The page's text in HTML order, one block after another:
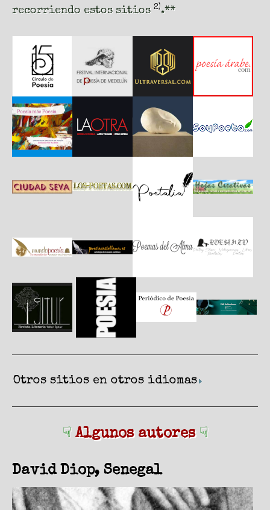
recorriendo estos sitios 2).**
Otros sitios en otros idiomas
☟ Algunos autores ☟
David Diop, Senegal